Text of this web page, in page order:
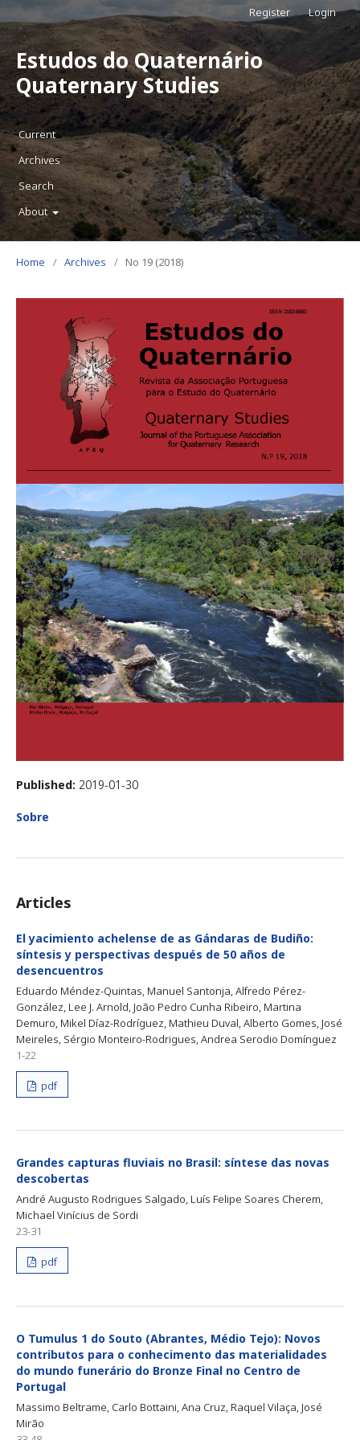
Estudos do Quaternário
Quaternary Studies
Current
Archives
Search
About
Register Login
Home / Archives / No 19 (2018)
Published: 2019-01-30
Sobre
Articles
El yacimiento achelense de as Gándaras de Budiño:
síntesis y perspectivas después de 50 años de
desencuentros
Eduardo Méndez-Quintas, Manuel Santonja, Alfredo Pérez-
González, Lee J. Arnold, João Pedro Cunha Ribeiro, Martina
Demuro, Mikel Díaz-Rodríguez, Mathieu Duval, Alberto Gomes, José
Meireles, Sérgio Monteiro-Rodrigues, Andrea Serodio Domínguez
1-22
pdf
Grandes capturas fluviais no Brasil: síntese das novas
descobertas
André Augusto Rodrigues Salgado, Luís Felipe Soares Cherem,
Michael Vinícius de Sordi
23-31
pdf
O Tumulus 1 do Souto (Abrantes, Médio Tejo): Novos
contributos para o conhecimento das materialidades
do mundo funerário do Bronze Final no Centro de
Portugal
Massimo Beltrame, Carlo Bottaini, Ana Cruz, Raquel Vilaça, José
Mirão